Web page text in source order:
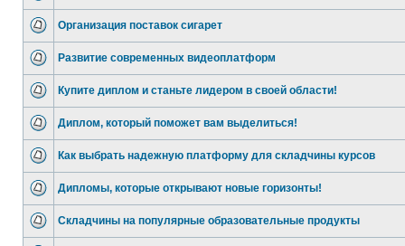
Организация поставок сигарет
Развитие современных видеоплатформ
Купите диплом и станьте лидером в своей области!
Диплом, который поможет вам выделиться!
Как выбрать надежную платформу для складчины курсов
Дипломы, которые открывают новые горизонты!
Складчины на популярные образовательные продукты